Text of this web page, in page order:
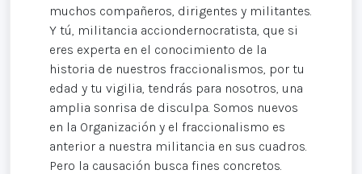
muchos compañeros, dirigentes y militantes.
Y tú, militancia acciondernocratista, que si
eres experta en el conocimiento de la
historia de nuestros fraccionalismos, por tu
edad y tu vigilia, tendrás para nosotros, una
amplia sonrisa de disculpa. Somos nuevos
en la Organización y el fraccionalismo es
anterior a nuestra militancia en sus cuadros.
Pero la causación busca fines concretos.